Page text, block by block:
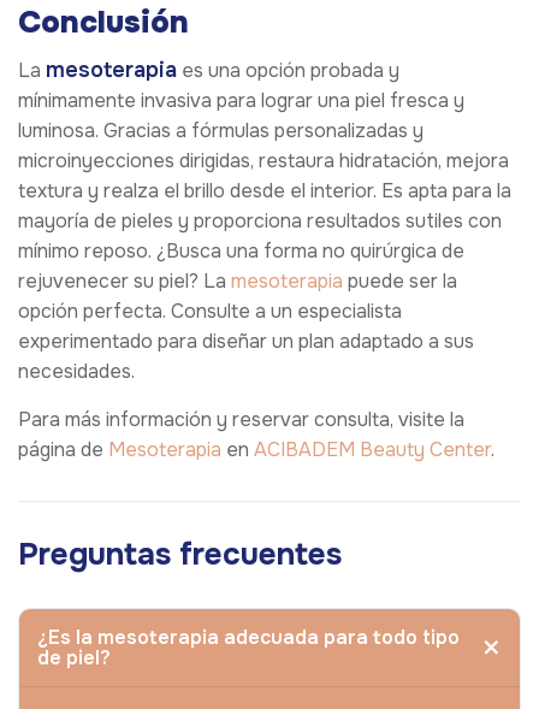
Conclusión
La mesoterapia es una opción probada y
mínimamente invasiva para lograr una piel fresca y
luminosa. Gracias a fórmulas personalizadas y
microinyecciones dirigidas, restaura hidratación, mejora
textura y realza el brillo desde el interior. Es apta para la
mayoría de pieles y proporciona resultados sutiles con
mínimo reposo. ¿Busca una forma no quirúrgica de
rejuvenecer su piel? La mesoterapia puede ser la
opción perfecta. Consulte a un especialista
experimentado para diseñar un plan adaptado a sus
necesidades.
Para más información y reservar consulta, visite la
página de Mesoterapia en ACIBADEM Beauty Center.
Preguntas frecuentes
¿Es la mesoterapia adecuada para todo tipo
de piel?